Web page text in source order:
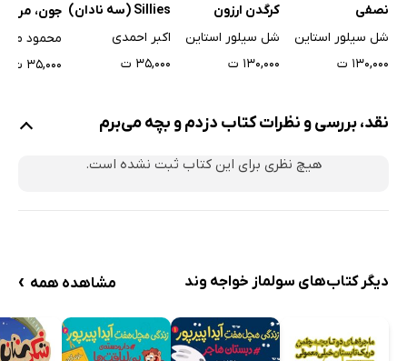
نصفی
شل سیلور استاین
۱۳۰,۰۰۰ ت
کرگدن ارزون
نمی‌خواد؟
شل سیلور استاین
۱۳۰,۰۰۰ ت
Sillies (سه نادان)
اکبر احمدی
۳۵,۰۰۰ ت
جون، مردم
دندون
۳۵,۰۰۰ ت
نقد، بررسی و نظرات کتاب دزدم و بچه می‌برم
هیچ نظری برای این کتاب ثبت نشده است.
دیگر کتاب‌های سولماز خواجه وند مشاهده همه ›